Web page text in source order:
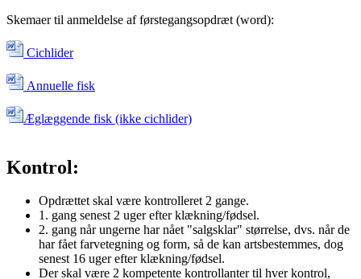
Skemaer til anmeldelse af førstegangsopdræt (word):
Cichlider
Annuelle fisk
Æglæggende fisk (ikke cichlider)
Kontrol:
Opdrættet skal være kontrolleret 2 gange.
1. gang senest 2 uger efter klækning/fødsel.
2. gang når ungerne har nået "salgsklar" størrelse, dvs. når de
har fået farvetegning og form, så de kan artsbestemmes, dog
senest 16 uger efter klækning/fødsel.
Der skal være 2 kompetente kontrollanter til hver kontrol,